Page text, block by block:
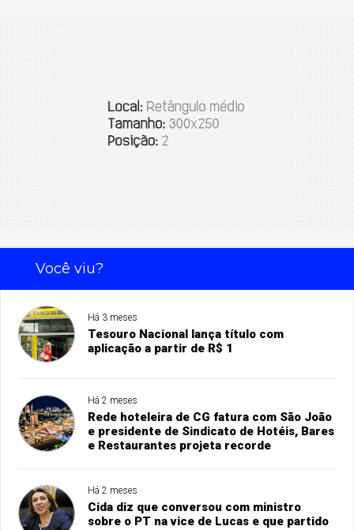
Você viu?
Há 3 meses
Tesouro Nacional lança título com
aplicação a partir de R$ 1
Há 2 meses
Rede hoteleira de CG fatura com São João
e presidente de Sindicato de Hotéis, Bares
e Restaurantes projeta recorde
Há 2 meses
Cida diz que conversou com ministro
sobre o PT na vice de Lucas e que partido